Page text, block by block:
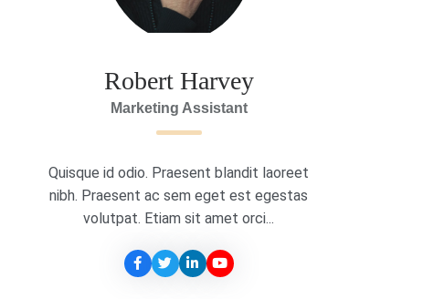
Robert Harvey
Marketing Assistant
Quisque id odio. Praesent blandit laoreet
nibh. Praesent ac sem eget est egestas
volutpat. Etiam sit amet orci...